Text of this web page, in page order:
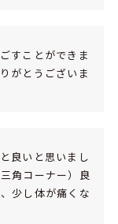
すことができま
がとうございま
良いと思いまし
角コーナー）良
少し体が痛くな